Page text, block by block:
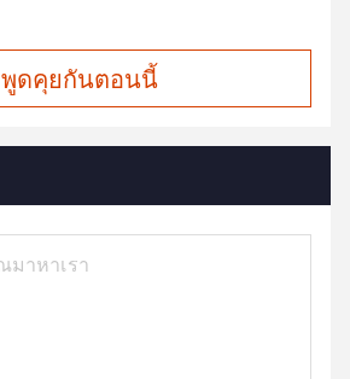
พูดคุยกันตอนนี้